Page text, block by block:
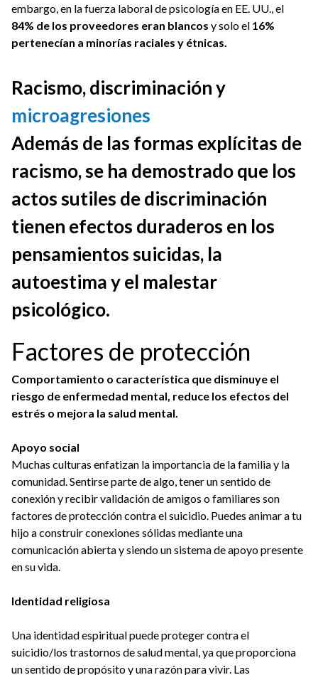
embargo, en la fuerza laboral de psicología en EE. UU., el
84% de los proveedores eran blancos y solo el 16%
pertenecían a minorías raciales y étnicas.
Racismo, discriminación y
microagresiones
Además de las formas explícitas de
racismo, se ha demostrado que los
actos sutiles de discriminación
tienen efectos duraderos en los
pensamientos suicidas, la
autoestima y el malestar
psicológico.
Factores de protección
Comportamiento o característica que disminuye el
riesgo de enfermedad mental, reduce los efectos del
estrés o mejora la salud mental.
Apoyo social
Muchas culturas enfatizan la importancia de la familia y la
comunidad. Sentirse parte de algo, tener un sentido de
conexión y recibir validación de amigos o familiares son
factores de protección contra el suicidio. Puedes animar a tu
hijo a construir conexiones sólidas mediante una
comunicación abierta y siendo un sistema de apoyo presente
en su vida.
Identidad religiosa
Una identidad espiritual puede proteger contra el
suicidio/los trastornos de salud mental, ya que proporciona
un sentido de propósito y una razón para vivir. Las